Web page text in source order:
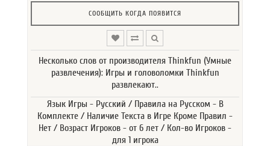
СООБЩИТЬ КОГДА ПОЯВИТСЯ
Несколько слов от производителя Thinkfun (Умные
развлечения): Игры и головоломки Thinkfun
развлекают..
Язык Игры - Русский / Правила на Русском - В
Комплекте / Наличие Текста в Игре Кроме Правил -
Нет / Возраст Игроков - от 6 лет / Кол-во Игроков -
для 1 игрока